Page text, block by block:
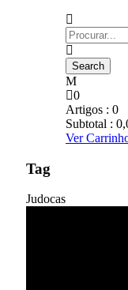
0
Artigos : 0
Subtotal :
Ver
Tag
Judocas